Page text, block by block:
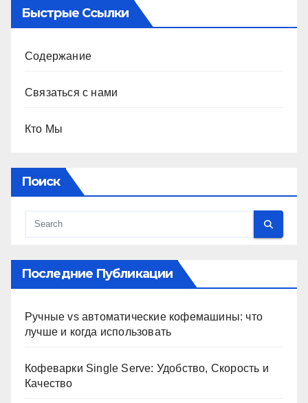
Быстрые Ссылки
Содержание
Связаться с нами
Кто Мы
Поиск
Последние Публикации
Ручные vs автоматические кофемашины: что
лучше и когда использовать
Кофеварки Single Serve: Удобство, Скорость и
Качество